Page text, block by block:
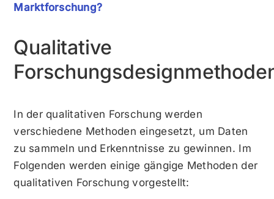
Marktforschung?
Qualitative
In der qualitativen Forschung werden
verschiedene Methoden eingesetzt, um Daten
zu sammeln und Erkenntnisse zu gewinnen. Im
Folgenden werden einige gängige Methoden der
qualitativen Forschung vorgestellt: